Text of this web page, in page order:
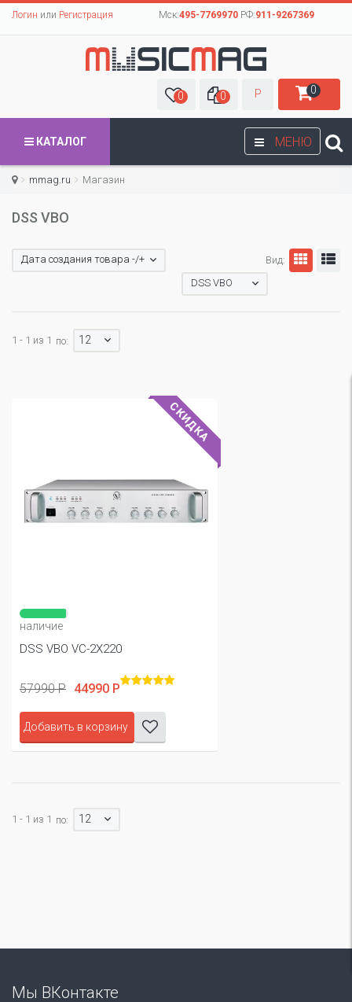
Логин или Регистрация Мск:495-7769970РФ:911-9267369
0 0 Р 0
МЕНЮ
КАТАЛОГ
mmag.ru Магазин
DSS VBO
Вид:
Дата создания товара -/+
DSS VBO
1 - 1 из 1 по: 12
СКИДКА
наличие
DSS VBO VC-2X220
57990 Р 44990 Р
Добавить в корзину
1 - 1 из 1 по: 12
Мы ВКонтакте